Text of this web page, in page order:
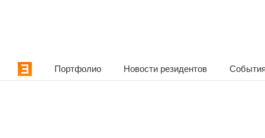
Портфолио Новости резидентов